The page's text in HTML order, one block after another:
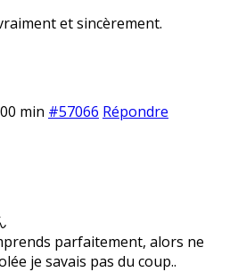
et sincèrement.
min #57066 Répondre
parfaitement, alors ne
je savais pas du coup..